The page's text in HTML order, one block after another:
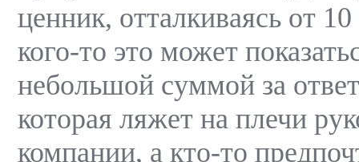
ценник, отталкиваясь от
кого-то это может
небольшой суммой за
которая ляжет на плечи
компании, а кто-то